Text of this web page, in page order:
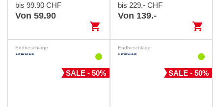
bis 99.90 CHF
Von 59.90
shopping_cart
bis 229.- CHF
Von 139.-
shopping_cart
Endbeschläge
SALE - 50%
Endbeschläge
SALE - 50%